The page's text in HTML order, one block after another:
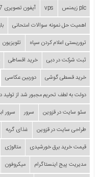
plc زیمنس vps آیفون تصویری 7 اینچ سیماران
اهمیت حل نمونه سوالات امتحانی
تروریستی اعلام کردن سپاه
تلویزیون
ثبت شرکت در دبی
خرید اقساطی
خرید قسطی گوشی
دوربین عکاسی
دولت به لطف تحریم مجبور شد از
سئو سایت در قزوین
سرور سرور
طراحی سایت در قزوین
غذای گربه
قیمت خرید برق خورشیدی
متالوژی
مدیریت پیج اینستاگرام
میکروفون